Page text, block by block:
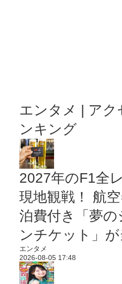
エンタメ | アク
ンキング
2027年のF1全
現地観戦！ 航
泊費付き「夢の
ンチケット」
エンタメ
2026-08-05 17:48